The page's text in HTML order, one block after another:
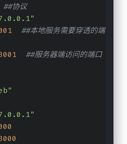
##协议
##本地服务需要穿透的端
##服务器端访问的端口